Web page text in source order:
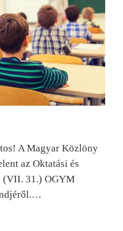
A Magyar Közlöny
az Oktatási és
(VII. 31.) OGYM